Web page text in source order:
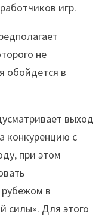
игр.
не
обойдется в
выход
конкуренцию с
при этом
в
силы». Для этого